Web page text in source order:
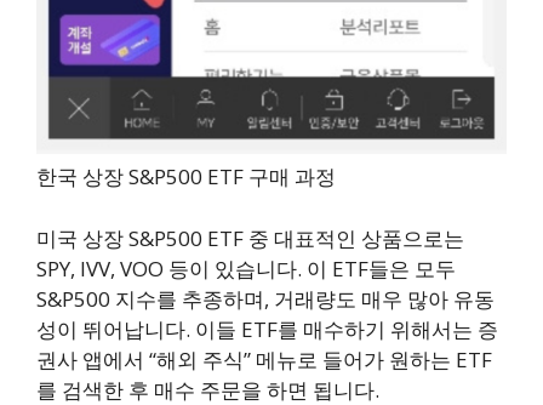
한국 상장 S&P500 ETF 구매 과정
미국 상장 S&P500 ETF 중 대표적인 상품으로는
SPY, IVV, VOO 등이 있습니다. 이 ETF들은 모두
S&P500 지수를 추종하며, 거래량도 매우 많아 유동
성이 뛰어납니다. 이들 ETF를 매수하기 위해서는 증
권사 앱에서 “해외 주식” 메뉴로 들어가 원하는 ETF
를 검색한 후 매수 주문을 하면 됩니다.